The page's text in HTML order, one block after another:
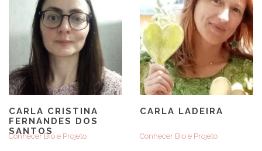
CARLA CRISTINA
FERNANDES DOS
SANTOS​
Conhecer Bio e Projeto
CARLA LADEIRA
Conhecer Bio e Projeto